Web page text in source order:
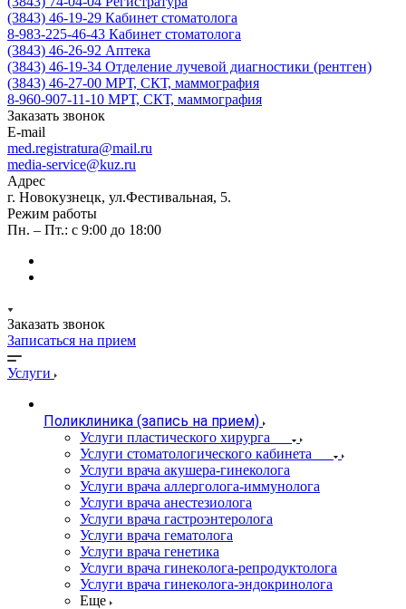
(3843) 46-19-29 Кабинет стоматолога
8-983-225-46-43 Кабинет стоматолога
(3843) 46-26-92 Аптека
(3843) 46-19-34 Отделение лучевой диагностики (рентген)
(3843) 46-27-00 МРТ, СКТ, маммография
8-960-907-11-10 МРТ, СКТ, маммография
Заказать звонок
E-mail
med.registratura@mail.ru
media-service@kuz.ru
Адрес
г. Новокузнецк, ул.Фестивальная, 5.
Режим работы
Пн. – Пт.: с 9:00 до 18:00
Заказать звонок
Записаться на прием
Услуги
Поликлиника (запись на прием)
Услуги пластического хирурга
Услуги стоматологического кабинета
Услуги врача акушера-гинеколога
Услуги врача аллерголога-иммунолога
Услуги врача анестезиолога
Услуги врача гастроэнтеролога
Услуги врача гематолога
Услуги врача генетика
Услуги врача гинеколога-репродуктолога
Услуги врача гинеколога-эндокринолога
Еще